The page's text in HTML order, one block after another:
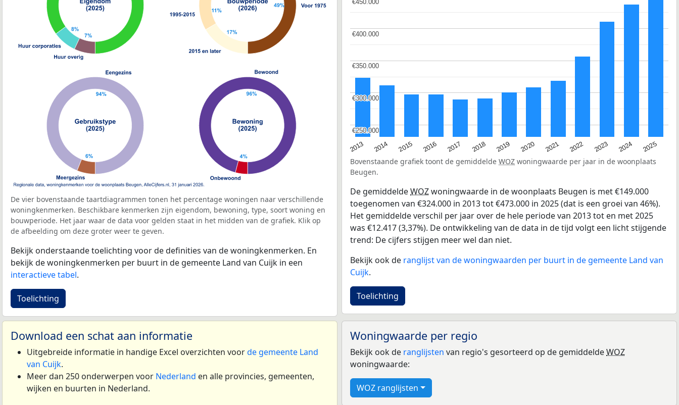
De vier bovenstaande taartdiagrammen tonen het percentage woningen naar verschillende
woningkenmerken. Beschikbare kenmerken zijn eigendom, bewoning, type, soort woning en
bouwperiode. Het jaar waar de data voor gelden staat in het midden van de grafiek. Klik op
de afbeelding om deze groter weer te geven.
Bekijk onderstaande toelichting voor de definities van de woningkenmerken. En
bekijk de woningkenmerken per buurt in de gemeente Land van Cuijk in een
interactieve tabel.
Toelichting
2013 2014 2015 2016 2017 2018 2019 2020 2021 2022 2023 2024 2025
€250.000
€250.000
€300.000
€300.000
€350.000
€350.000
€400.000
€400.000
€450.000
€450.000
Bovenstaande grafiek toont de gemiddelde WOZ woningwaarde per jaar in de woonplaats
Beugen.
De gemiddeldeWOZwoningwaarde in de woonplaats Beugen is met €149.000
toegenomen van €324.000 in 2013 tot €473.000 in 2025 (dat is een groei van 46%).
Het gemiddelde verschil per jaar over de hele periode van 2013 tot en met 2025
was €12.417 (3,37%). De ontwikkeling van de data in de tijd volgt een licht stijgende
trend: De cijfers stijgen meer wel dan niet.
Bekijk ook de ranglijst van de woningwaarden per buurt in de gemeente Land van
Cuijk.
Toelichting
Download een schat aan informatie
Uitgebreide informatie in handige Excel overzichten voorde gemeente Land
van Cuijk.
Meer dan 250 onderwerpen voor Nederland en alle provincies, gemeenten,
wijken en buurten in Nederland.
Woningwaarde per regio
Bekijk ook de ranglijsten van regio's gesorteerd op de gemiddeldeWOZ
woningwaarde:
WOZ ranglijsten